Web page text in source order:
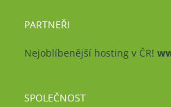
PARTNEŘI
Nejoblíbenější hosting v ČR!
SPOLEČNOST